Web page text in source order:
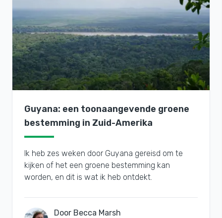
Guyana: een toonaangevende groene
bestemming in Zuid-Amerika
Ik heb zes weken door Guyana gereisd om te
kijken of het een groene bestemming kan
worden, en dit is wat ik heb ontdekt.
Door Becca Marsh